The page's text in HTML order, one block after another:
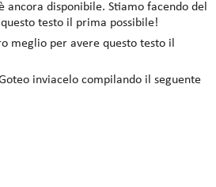
ancora disponibile. Stiamo facendo del
testo il prima possibile!
meglio per avere questo testo il
inviacelo compilando il seguente